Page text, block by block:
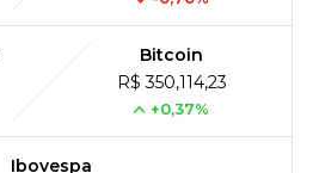
Bitcoin
R$ 350,114,23
+0,37%
Ibovespa